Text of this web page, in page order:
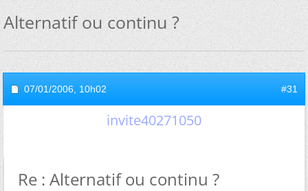
Alternatif ou continu ?
07/01/2006, 10h02 #31
invite40271050
Re : Alternatif ou continu ?